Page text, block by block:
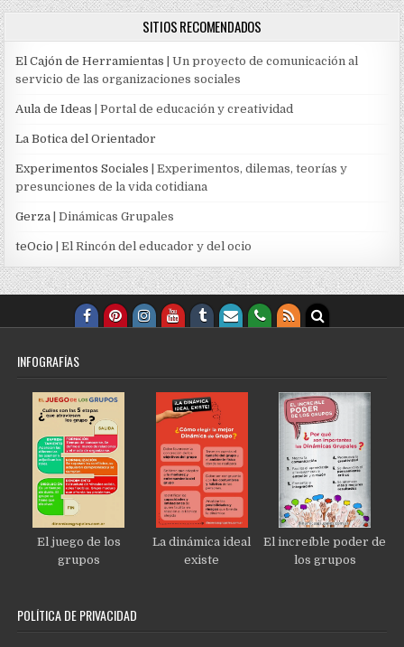
SITIOS RECOMENDADOS
El Cajón de Herramientas | Un proyecto de comunicación al
servicio de las organizaciones sociales
Aula de Ideas | Portal de educación y creatividad
La Botica del Orientador
Experimentos Sociales | Experimentos, dilemas, teorías y
presunciones de la vida cotidiana
Gerza | Dinámicas Grupales
teOcio | El Rincón del educador y del ocio
INFOGRAFÍAS
El juego de los
grupos
La dinámica ideal
existe
El increíble poder de
los grupos
POLÍTICA DE PRIVACIDAD